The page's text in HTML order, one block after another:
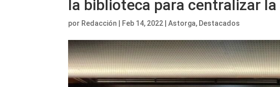
la biblioteca para centralizar
por Redacción Feb 14, 2022 |Astorga, Destacados